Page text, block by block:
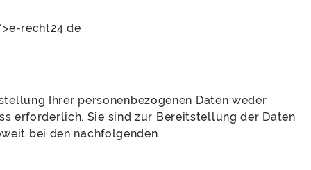
recht24.de
Ihrer personenbezogenen Daten weder
erforderlich. Sie sind zur Bereitstellung der Daten
bei den nachfolgenden